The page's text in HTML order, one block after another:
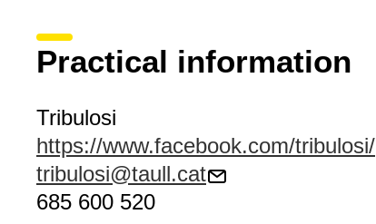
Practical information
Tribulosi
https://www.facebook.com/tribulosi/
tribulosi@taull.cat
685 600 520